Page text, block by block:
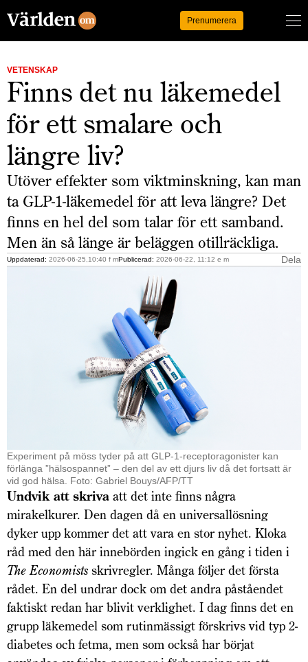
Prenumerera
VETENSKAP
Finns det nu läkemedel
för ett smalare och
längre liv?
Utöver effekter som viktminskning, kan man
ta GLP-1-läkemedel för att leva längre? Det
finns en hel del som talar för ett samband.
Men än så länge är beläggen otillräckliga.
Uppdaterad: 2026-06-25,10:40 f mPublicerad: 2026-06-22, 11:12 e m Dela
Experiment på möss tyder på att GLP-1-receptor­agonister kan
förlänga ”hälsospannet” – den del av ett djurs liv då det fortsatt är
vid god hälsa. Foto: Gabriel Bouys/AFP/TT
Undvik att skriva att det inte finns några
mirakelkurer. Den dagen då en universallösning
dyker upp kommer det att vara en stor nyhet. Kloka
råd med den här innebörden ingick en gång i tiden i
The Economists skrivregler. Många följer det första
rådet. En del undrar dock om det andra påståendet
faktiskt redan har blivit verklighet. I dag finns det en
grupp läkemedel som rutinmässigt förskrivs vid typ 2-
diabetes och fetma, men som också har börjat